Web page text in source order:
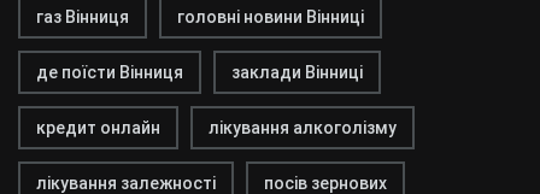
газ Вінниця головні новини Вінниці
де поїсти Вінниця заклади Вінниці
кредит онлайн лікування алкоголізму
лікування залежності посів зернових